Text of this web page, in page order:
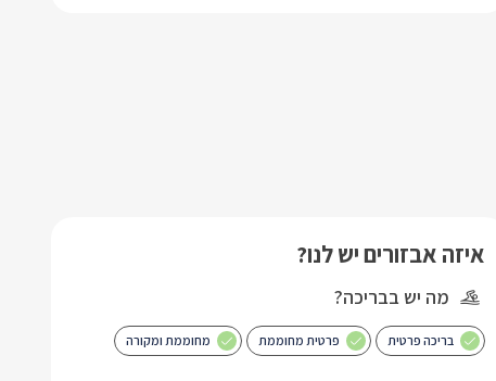
איזה אבזורים יש לנו?
מה יש בבריכה?
בריכה פרטית פרטית מחוממת מחוממת ומקורה